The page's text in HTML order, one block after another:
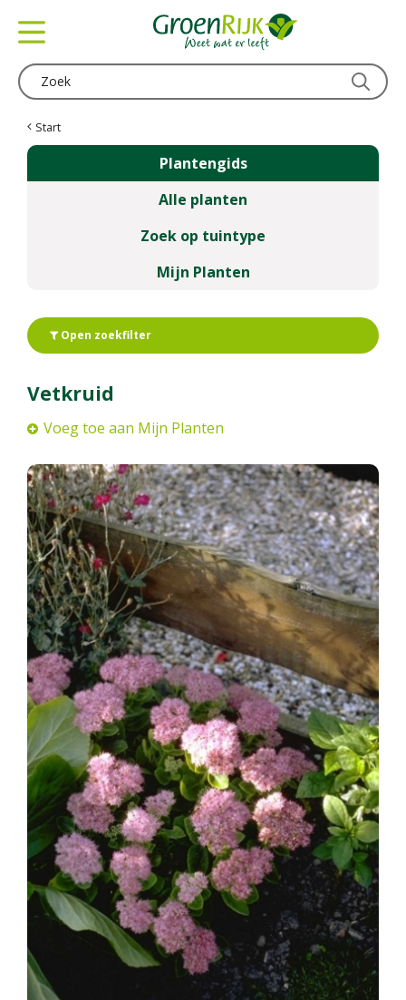
Start
Plantengids
Alle planten
Zoek op tuintype
Mijn Planten
Open zoekfilter
Vetkruid
Voeg toe aan Mijn Planten